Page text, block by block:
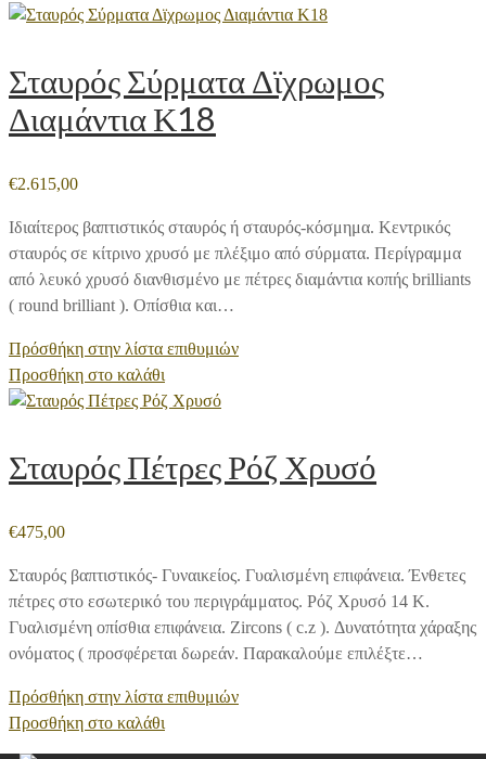
Σταυρός Σύρματα Δϊχρωμος
Διαμάντια Κ18
€2.615,00
Ιδιαίτερος βαπτιστικός σταυρός ή σταυρός-κόσμημα. Κεντρικός
σταυρός σε κίτρινο χρυσό με πλέξιμο από σύρματα. Περίγραμμα
από λευκό χρυσό διανθισμένο με πέτρες διαμάντια κοπής brilliants
( round brilliant ). Οπίσθια και…
Πρόσθήκη στην λίστα επιθυμιών
Προσθήκη στο καλάθι
Σταυρός Πέτρες Ρόζ Χρυσό
€475,00
Σταυρός βαπτιστικός- Γυναικείος. Γυαλισμένη επιφάνεια. Ένθετες
πέτρες στο εσωτερικό του περιγράμματος. Ρόζ Χρυσό 14 Κ.
Γυαλισμένη οπίσθια επιφάνεια. Zircons ( c.z ). Δυνατότητα χάραξης
ονόματος ( προσφέρεται δωρεάν. Παρακαλούμε επιλέξτε…
Πρόσθήκη στην λίστα επιθυμιών
Προσθήκη στο καλάθι